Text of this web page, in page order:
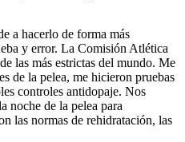
a hacerlo de forma más
y error. La Comisión Atlética
las más estrictas del mundo. Me
de la pelea, me hicieron pruebas
controles antidopaje. Nos
noche de la pelea para
las normas de rehidratación, las